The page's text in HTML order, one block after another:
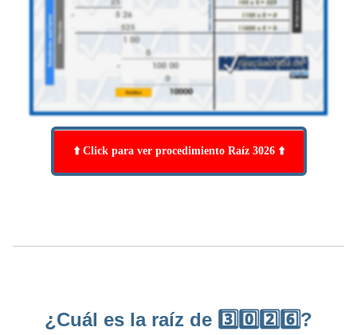
⬆️ Click para ver procedimiento Raíz 3026 ⬆️
¿Cuál es la raíz de 3️⃣0️⃣2️⃣6️⃣?